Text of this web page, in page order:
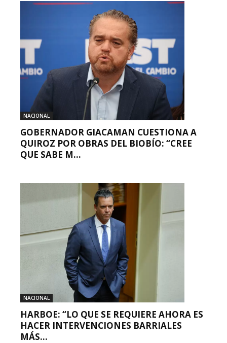
NACIONAL
GOBERNADOR GIACAMAN CUESTIONA A
QUIROZ POR OBRAS DEL BIOBÍO: “CREE
QUE SABE M...
NACIONAL
HARBOE: “LO QUE SE REQUIERE AHORA ES
HACER INTERVENCIONES BARRIALES
MÁS...